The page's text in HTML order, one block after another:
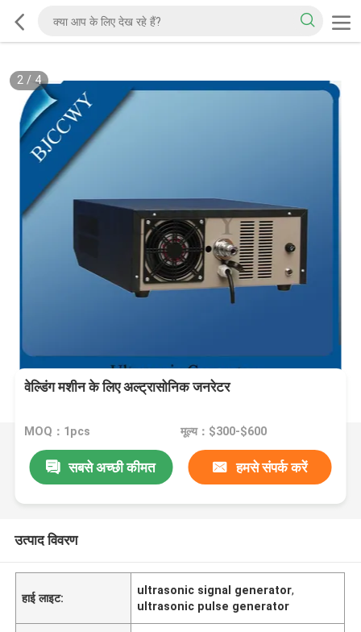
2/ 4
वेल्डिंग मशीन के लिए अल्ट्रासोनिक जनरेटर
MOQ：1pcs मूल्य：$300-$600
सबसे अच्छी कीमत हमसे संपर्क करें
उत्पाद विवरण
हाई लाइट:
ultrasonic signal generator,
ultrasonic pulse generator